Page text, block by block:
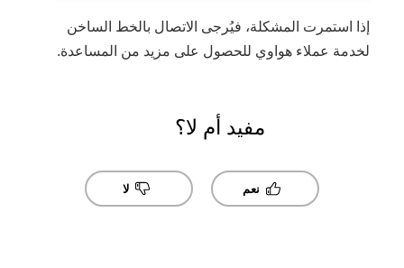
إذا استمرت المشكلة، فيُرجى الاتصال بالخط الساخن
لخدمة عملاء هواوي للحصول على مزيد من المساعدة.
مفيد أم لا؟
نعم لا